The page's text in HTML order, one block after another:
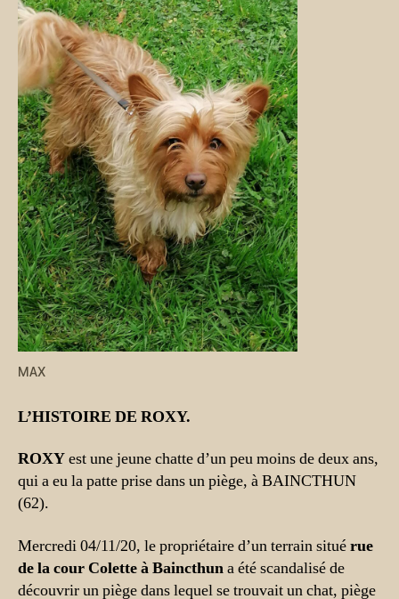
MAX
L’HISTOIRE DE ROXY.
ROXYest une jeune chatte d’un peu moins de deux ans,
qui a eu la patte prise dans un piège, à BAINCTHUN
(62).
Mercredi 04/11/20, le propriétaire d’un terrain situérue
de la cour Colette à Baincthuna été scandalisé de
découvrir un piège dans lequel se trouvait un chat, piège